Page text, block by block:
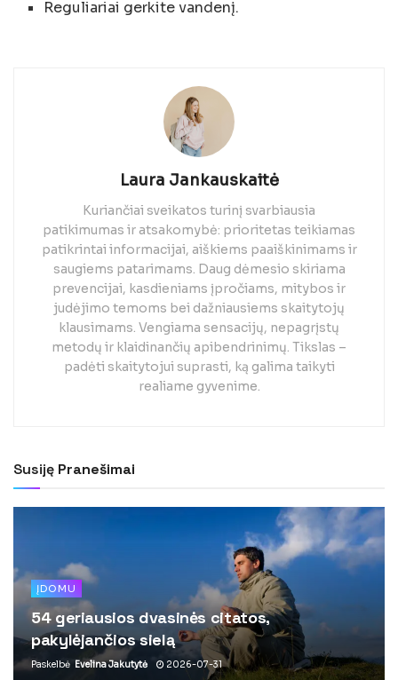
Reguliariai gerkite vandenį.
Laura Jankauskaitė
Kuriančiai sveikatos turinį svarbiausia
patikimumas ir atsakomybė: prioritetas teikiamas
patikrintai informacijai, aiškiems paaiškinimams ir
saugiems patarimams. Daug dėmesio skiriama
prevencijai, kasdieniams įpročiams, mitybos ir
judėjimo temoms bei dažniausiems skaitytojų
klausimams. Vengiama sensacijų, nepagrįstų
metodų ir klaidinančių apibendrinimų. Tikslas –
padėti skaitytojui suprasti, ką galima taikyti
realiame gyvenime.
Susiję Pranešimai
ĮDOMU
54 geriausios dvasinės citatos,
pakylėjančios sielą
Paskelbė Evelina Jakutytė 2026-07-31